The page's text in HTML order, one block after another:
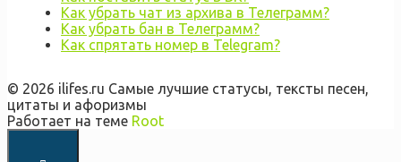
Как убрать чат из архива в Телеграмм?
Как убрать бан в Телеграмм?
Как спрятать номер в Telegram?
© 2026 ilifes.ru Самые лучшие статусы, тексты песен,
цитаты и афоризмы
Работает на теме Root